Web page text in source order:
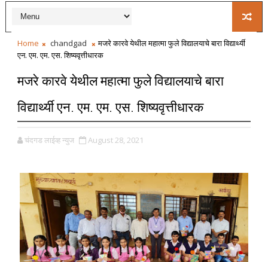
Home chandgad
मजरे कारवे येथील महात्मा फुले विद्यालयाचे बारा विद्यार्थ्यी
एन. एम. एम. एस. शिष्यवृत्तीधारक
मजरे कारवे येथील महात्मा फुले विद्यालयाचे बारा
विद्यार्थ्यी एन. एम. एम. एस. शिष्यवृत्तीधारक
चंदगड लाईव्ह न्युज August 28, 2021